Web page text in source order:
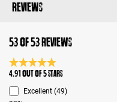
Reviews
53 of 53 reviews
Average rating 4.9 of 5 Stars
4.91 out of 5 stars
Excellent (49)